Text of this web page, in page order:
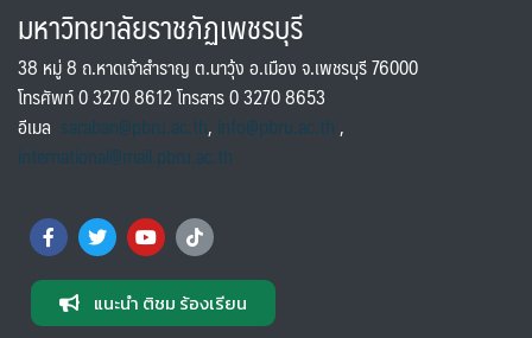
มหาวิทยาลัยราชภัฏเพชรบุรี
38 หมู่ 8 ถ.หาดเจ้าสำราญ ต.นาวุ้ง อ.เมือง จ.เพชรบุรี 76000
โทรศัพท์ 0 3270 8612 โทรสาร 0 3270 8653
อีเมล saraban@pbru.ac.th, info@pbru.ac.th,
international@mail.pbru.ac.th
แนะนำ ติชม ร้องเรียน